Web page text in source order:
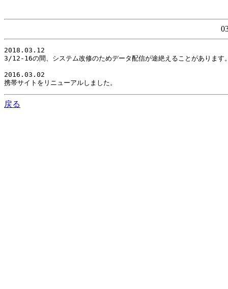
2018.03.12
3/12-16の間、システム改修のためデータ配信が途絶えることがあります
2016.03.02
携帯サイトをリニューアルしました。
戻る